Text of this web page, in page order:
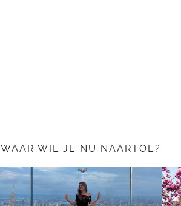
WAAR WIL JE NU NAARTOE?